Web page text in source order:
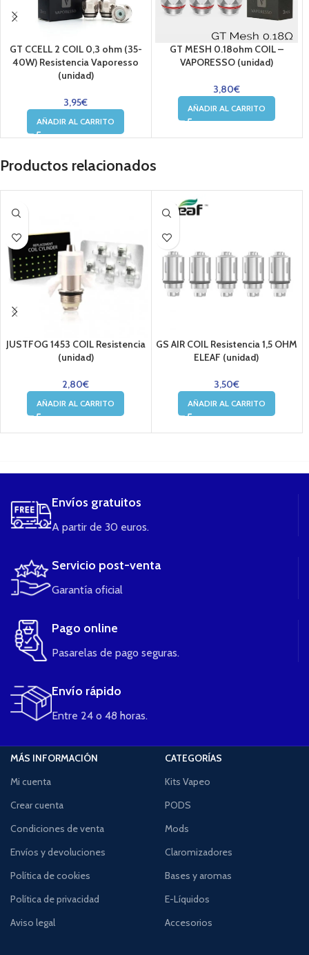
GT CCELL 2 COIL 0,3 ohm (35-
40W) Resistencia Vaporesso
(unidad)
3,95€
AÑADIR AL CARRITO
GT MESH 0.18ohm COIL –
VAPORESSO (unidad)
3,80€
AÑADIR AL CARRITO
Productos relacionados
JUSTFOG 1453 COIL Resistencia
(unidad)
2,80€
AÑADIR AL CARRITO
GS AIR COIL Resistencia 1,5 OHM
ELEAF (unidad)
3,50€
AÑADIR AL CARRITO
Envíos gratuitos
A partir de 30 euros.
Servicio post-venta
Garantía oficial
Pago online
Pasarelas de pago seguras.
Envío rápido
Entre 24 o 48 horas.
MÁS INFORMACIÓN
Mi cuenta
Crear cuenta
Condiciones de venta
Envíos y devoluciones
Política de cookies
Política de privacidad
Aviso legal
CATEGORÍAS
Kits Vapeo
PODS
Mods
Claromizadores
Bases y aromas
E-Líquidos
Accesorios